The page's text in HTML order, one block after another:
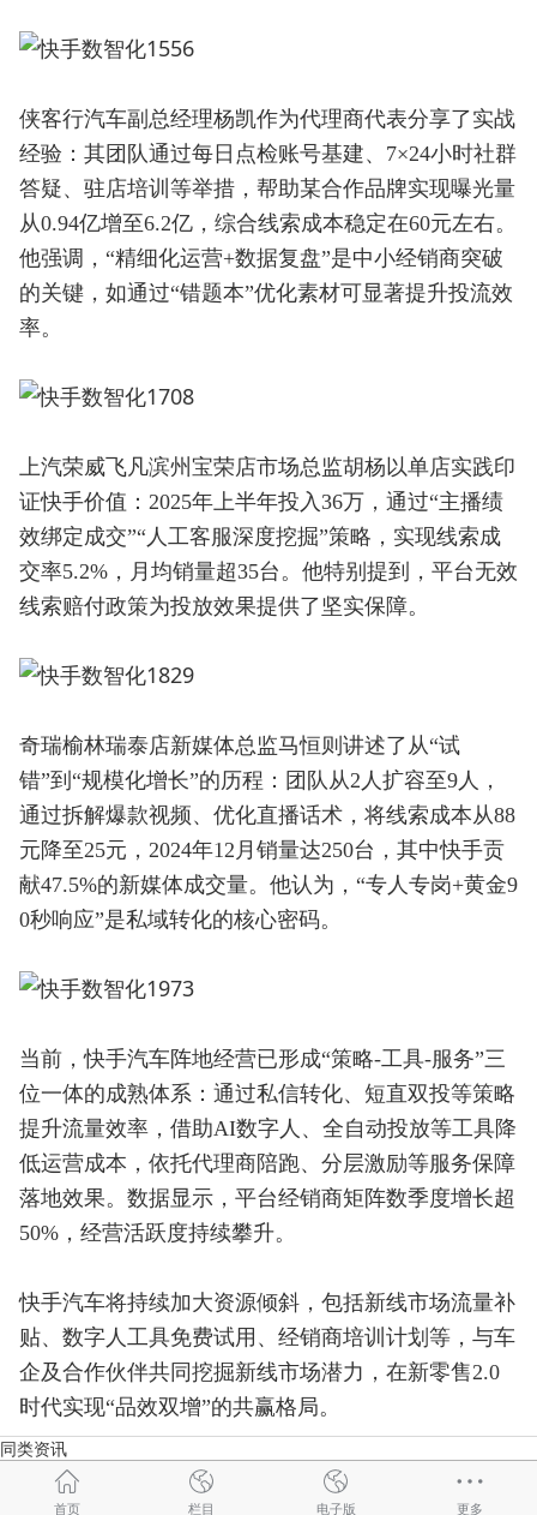
侠客行汽车副总经理杨凯作为代理商代表分享了实战
经验：其团队通过每日点检账号基建、7×24小时社群
答疑、驻店培训等举措，帮助某合作品牌实现曝光量
从0.94亿增至6.2亿，综合线索成本稳定在60元左右。
他强调，“精细化运营+数据复盘”是中小经销商突破
的关键，如通过“错题本”优化素材可显著提升投流效
率。
上汽荣威飞凡滨州宝荣店市场总监胡杨以单店实践印
证快手价值：2025年上半年投入36万，通过“主播绩
效绑定成交”“人工客服深度挖掘”策略，实现线索成
交率5.2%，月均销量超35台。他特别提到，平台无效
线索赔付政策为投放效果提供了坚实保障。
奇瑞榆林瑞泰店新媒体总监马恒则讲述了从“试
错”到“规模化增长”的历程：团队从2人扩容至9人，
通过拆解爆款视频、优化直播话术，将线索成本从88
元降至25元，2024年12月销量达250台，其中快手贡
献47.5%的新媒体成交量。他认为，“专人专岗+黄金9
0秒响应”是私域转化的核心密码。
当前，快手汽车阵地经营已形成“策略-工具-服务”三
位一体的成熟体系：通过私信转化、短直双投等策略
提升流量效率，借助AI数字人、全自动投放等工具降
低运营成本，依托代理商陪跑、分层激励等服务保障
落地效果。数据显示，平台经销商矩阵数季度增长超
50%，经营活跃度持续攀升。
快手汽车将持续加大资源倾斜，包括新线市场流量补
贴、数字人工具免费试用、经销商培训计划等，与车
企及合作伙伴共同挖掘新线市场潜力，在新零售2.0
时代实现“品效双增”的共赢格局。
同类资讯
首页 栏目 电子版 更多